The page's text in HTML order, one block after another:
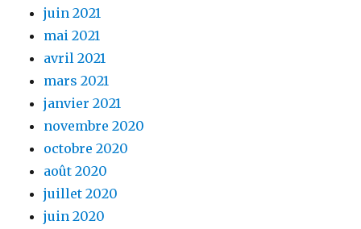
juin 2021
mai 2021
avril 2021
mars 2021
janvier 2021
novembre 2020
octobre 2020
août 2020
juillet 2020
juin 2020